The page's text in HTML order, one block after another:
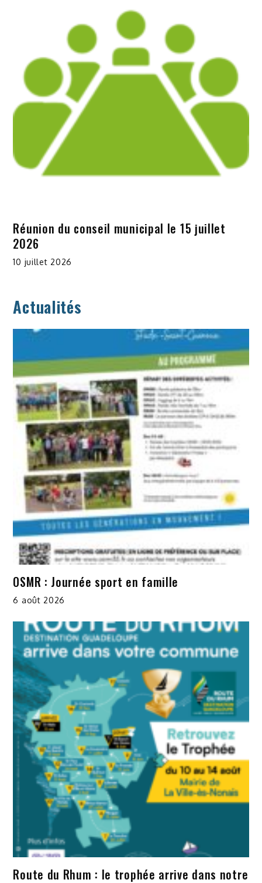
Réunion du conseil municipal le 15 juillet
2026
10 juillet 2026
Actualités
OSMR : Journée sport en famille
6 août 2026
Route du Rhum : le trophée arrive dans notre